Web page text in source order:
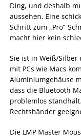
Ding, und deshalb
aussehen. Eine
Schritt zum „Pro“-
macht hier kein
Sie ist in Weiß/Silber
mit PCs wie Macs
Aluminiumgehäuse
dass die Bluetooth
problemlos
Rechtshänder
Die LMP Master